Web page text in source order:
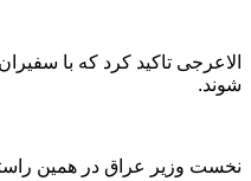
الاعرجی تاکید کرد که با
شوند.
نخست وزیر عراق در همین